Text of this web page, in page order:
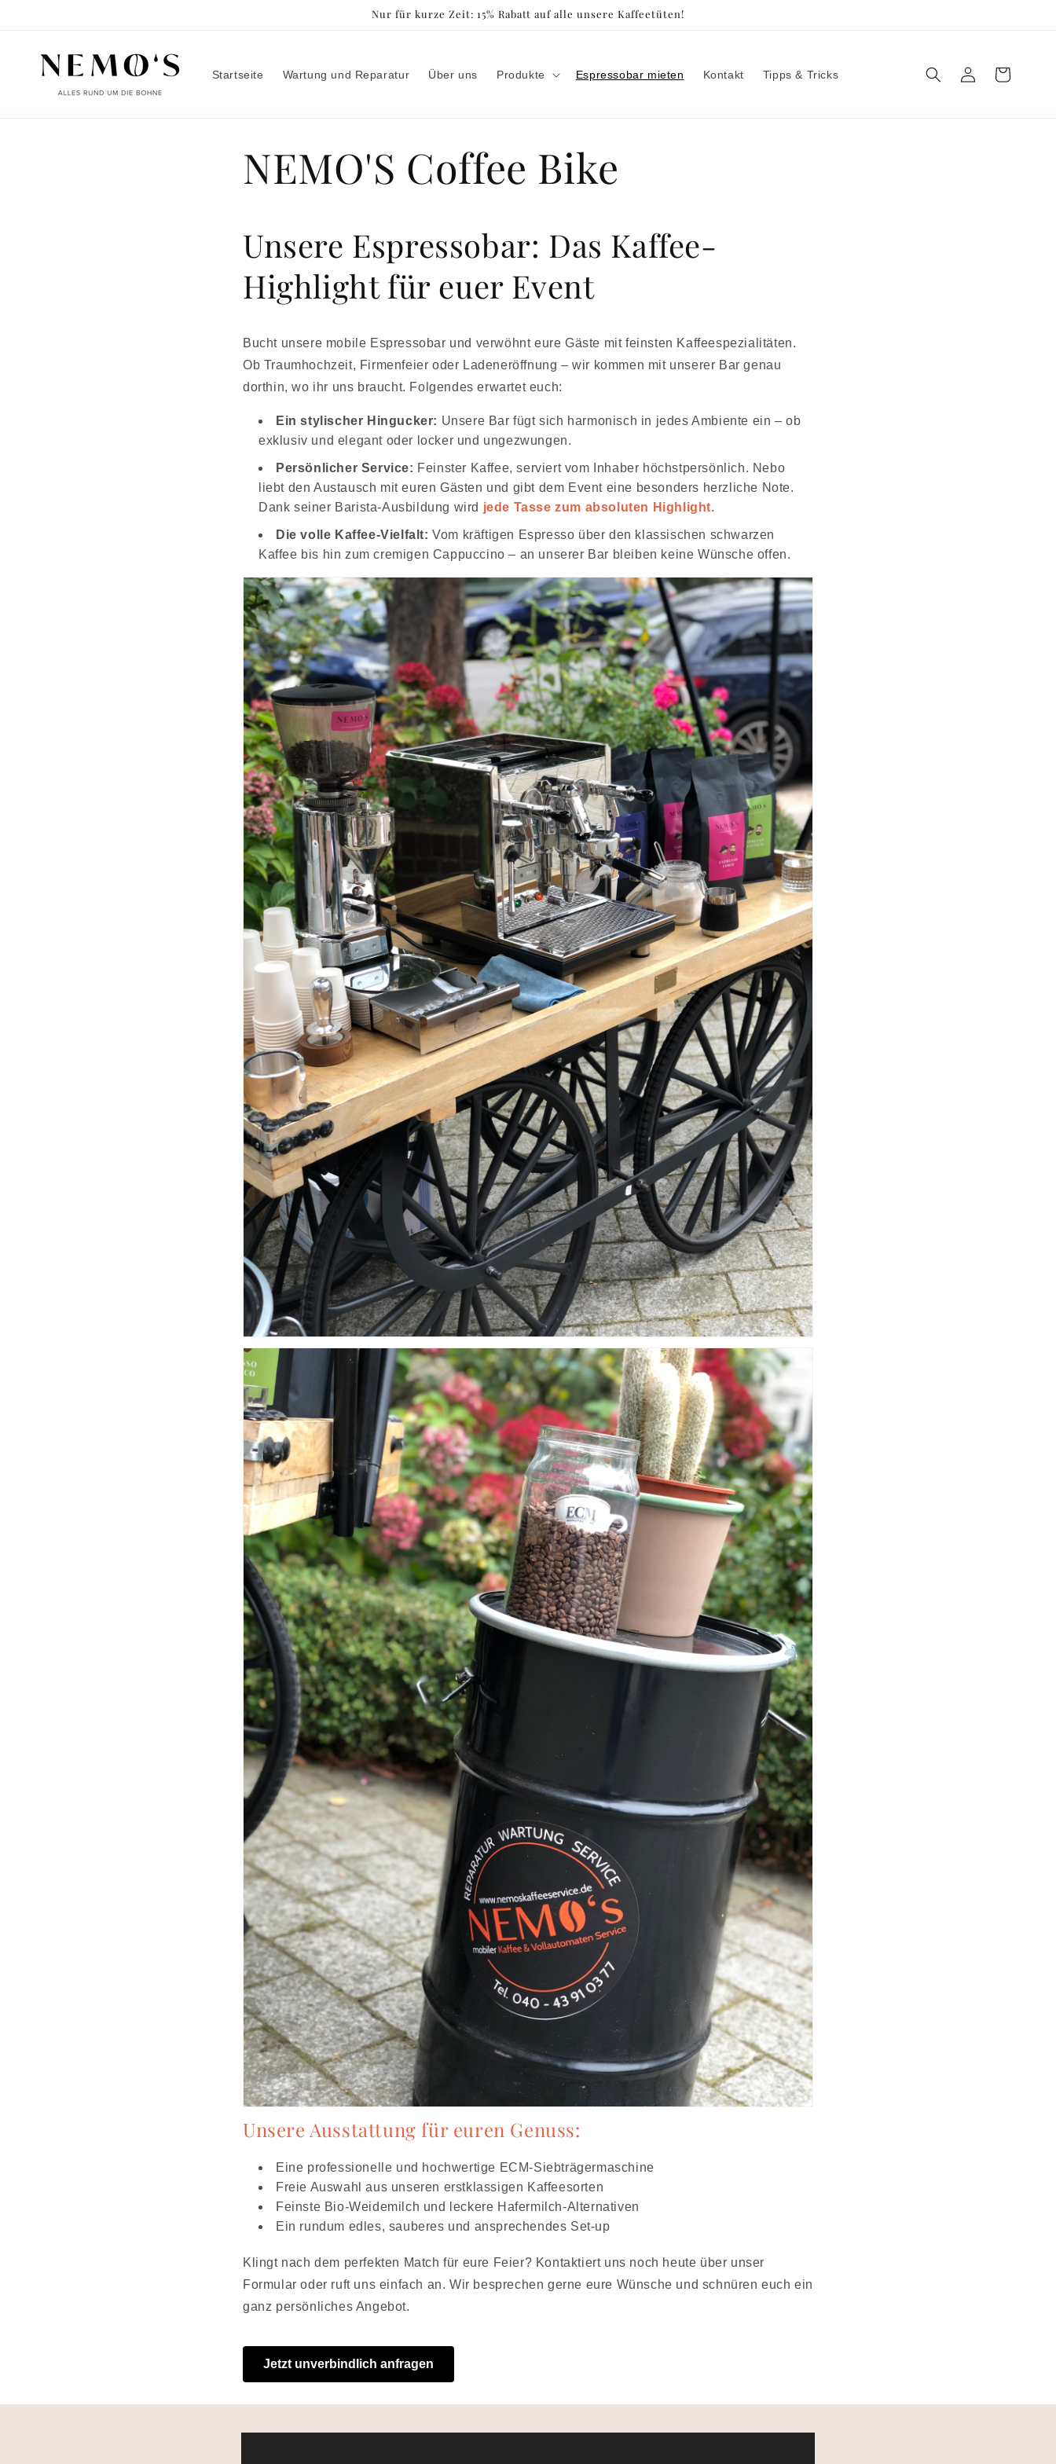
Nur für kurze Zeit: 15% Rabatt auf alle unsere Kaffeetüten!
Startseite Wartung und Reparatur Über uns Produkte Espressobar mieten Kontakt Tipps & Tricks EinloggenWarenkorb
NEMO'S Coffee Bike
Unsere Espressobar: Das Kaffee-
Highlight für euer Event
Bucht unsere mobile Espressobar und verwöhnt eure Gäste mit feinsten Kaffeespezialitäten.
Ob Traumhochzeit, Firmenfeier oder Ladeneröffnung – wir kommen mit unserer Bar genau
dorthin, wo ihr uns braucht. Folgendes erwartet euch:
Ein stylischer Hingucker: Unsere Bar fügt sich harmonisch in jedes Ambiente ein – ob
exklusiv und elegant oder locker und ungezwungen.
Persönlicher Service: Feinster Kaffee, serviert vom Inhaber höchstpersönlich. Nebo
liebt den Austausch mit euren Gästen und gibt dem Event eine besonders herzliche Note.
Dank seiner Barista-Ausbildung wird jede Tasse zum absoluten Highlight.
Die volle Kaffee-Vielfalt: Vom kräftigen Espresso über den klassischen schwarzen
Kaffee bis hin zum cremigen Cappuccino – an unserer Bar bleiben keine Wünsche offen.
Unsere Ausstattung für euren Genuss:
Eine professionelle und hochwertige ECM-Siebträgermaschine
Freie Auswahl aus unseren erstklassigen Kaffeesorten
Feinste Bio-Weidemilch und leckere Hafermilch-Alternativen
Ein rundum edles, sauberes und ansprechendes Set-up
Klingt nach dem perfekten Match für eure Feier? Kontaktiert uns noch heute über unser
Formular oder ruft uns einfach an. Wir besprechen gerne eure Wünsche und schnüren euch ein
ganz persönliches Angebot.
Jetzt unverbindlich anfragen